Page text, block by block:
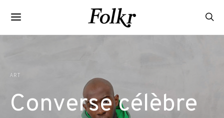
ART
Converse célèbre